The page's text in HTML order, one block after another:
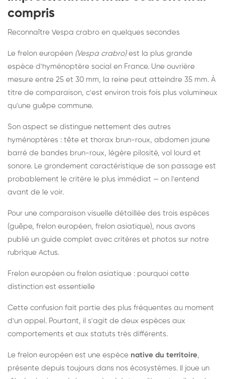
compris
Reconnaître Vespa crabro en quelques secondes
Le frelon européen (Vespa crabro)est la plus grande
espèce d'hyménoptère social en France. Une ouvrière
mesure entre 25 et 30 mm, la reine peut atteindre 35 mm. À
titre de comparaison, c'est environ trois fois plus volumineux
qu'une guêpe commune.
Son aspect se distingue nettement des autres
hyménoptères : tête et thorax brun-roux, abdomen jaune
barré de bandes brun-roux, légère pilosité, vol lourd et
sonore. Le grondement caractéristique de son passage est
probablement le critère le plus immédiat — on l'entend
avant de le voir.
Pour une comparaison visuelle détaillée des trois espèces
(guêpe, frelon européen, frelon asiatique), nous avons
publié un guide complet avec critères et photos sur notre
rubrique Actus.
Frelon européen ou frelon asiatique : pourquoi cette
distinction est essentielle
Cette confusion fait partie des plus fréquentes au moment
d'un appel. Pourtant, il s'agit de deux espèces aux
comportements et aux statuts très différents.
Le frelon européen est une espèce native du territoire,
présente depuis toujours dans nos écosystèmes. Il joue un